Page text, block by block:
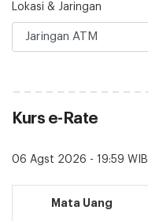
Lokasi & Jaringan
Kurs e-Rate
06 Agst 2026 - 19:59 WIB
Mata Uang